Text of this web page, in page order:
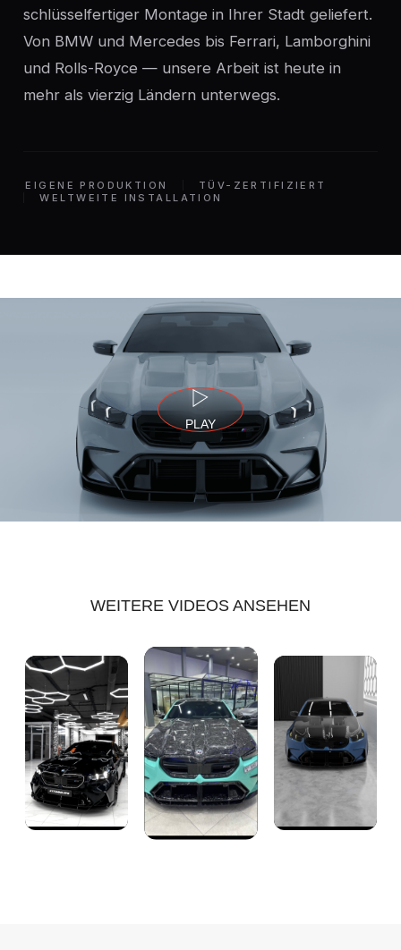
schlüsselfertiger Montage in Ihrer Stadt geliefert.
Von BMW und Mercedes bis Ferrari, Lamborghini
und Rolls-Royce — unsere Arbeit ist heute in
mehr als vierzig Ländern unterwegs.
EIGENE PRODUKTION
TÜV-ZERTIFIZIERT
WELTWEITE INSTALLATION
PLAY
WEITERE VIDEOS ANSEHEN